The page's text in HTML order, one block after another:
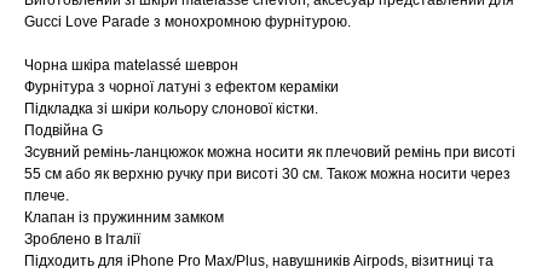
Gucci Love Parade з монохромною фурнітурою.
Чорна шкіра matelassé шеврон
Фурнітура з чорної латуні з ефектом кераміки
Підкладка зі шкіри кольору слонової кістки.
Подвійна G
Зсувний ремінь-ланцюжок можна носити як плечовий ремінь при висоті
55 см або як верхню ручку при висоті 30 см. Також можна носити через
плече.
Клапан із пружинним замком
Зроблено в Італії
Підходить для iPhone Pro Max/Plus, навушників Airpods, візитниці та